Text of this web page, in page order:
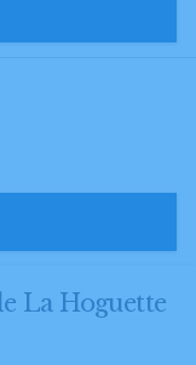
La Hoguette